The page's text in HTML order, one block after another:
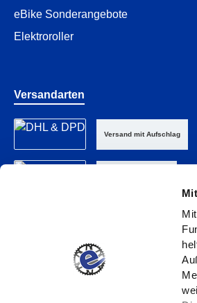
eBike Sonderangebote
Elektroroller
Versandarten
Versand mit Aufschlag